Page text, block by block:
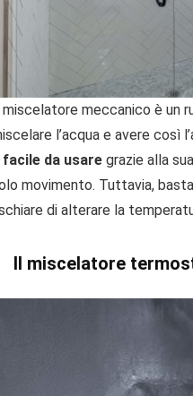
meccanico è un
l’acqua e avere così
facile da usare grazie alla
movimento. Tuttavia,
di alterare la
Il miscelatore